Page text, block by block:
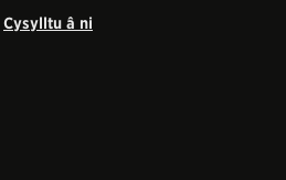
Cysylltu â ni